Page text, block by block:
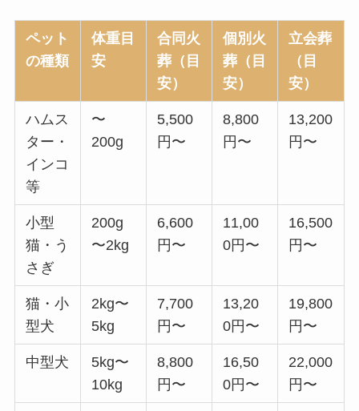
ペット
の種類
体重目
安
合同火
葬（目
安）
個別火
葬（目
安）
立会葬
（目
安）
ハムス
ター・
インコ
等
〜
200g
5,500
円〜
8,800
円〜
13,200
円〜
小型
猫・う
さぎ
200g
〜2kg
6,600
円〜
11,00
0円〜
16,500
円〜
猫・小
型犬
2kg〜
5kg
7,700
円〜
13,20
0円〜
19,800
円〜
中型犬
5kg〜
10kg
8,800
円〜
16,50
0円〜
22,000
円〜